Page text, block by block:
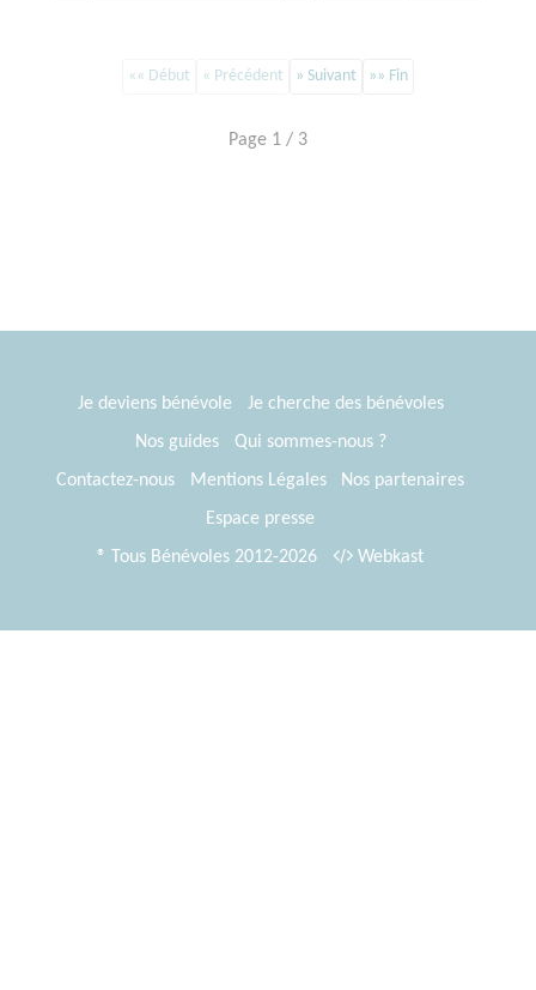
«« Début « Précédent » Suivant »» Fin
Page 1 / 3
Je deviens bénévole
Je cherche des bénévoles
Nos guides
Qui sommes-nous ?
Contactez-nous
Mentions Légales
Nos partenaires
Espace presse
® Tous Bénévoles 2012-2026
Webkast